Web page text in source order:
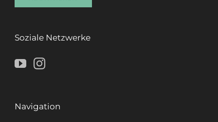
Soziale Netzwerke
Navigation